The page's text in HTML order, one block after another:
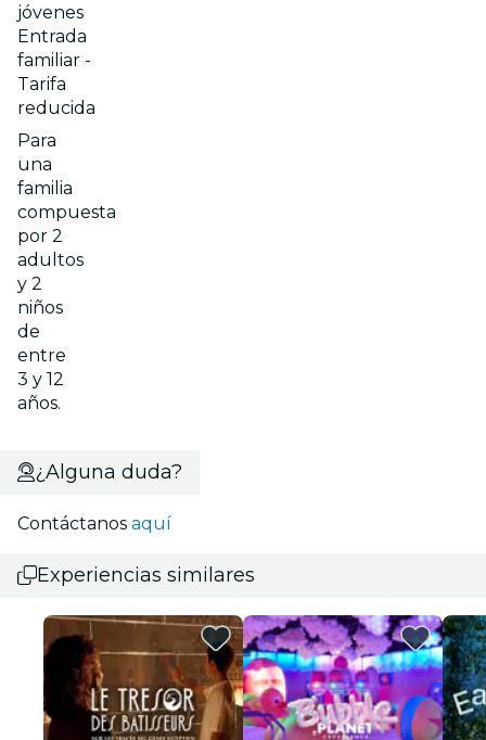
jóvenes
Entrada
familiar -
Tarifa
reducida
Para
una
familia
compuesta
por 2
adultos
y 2
niños
de
entre
3 y 12
años.
¿Alguna duda?
Contáctanos aquí
Experiencias similares